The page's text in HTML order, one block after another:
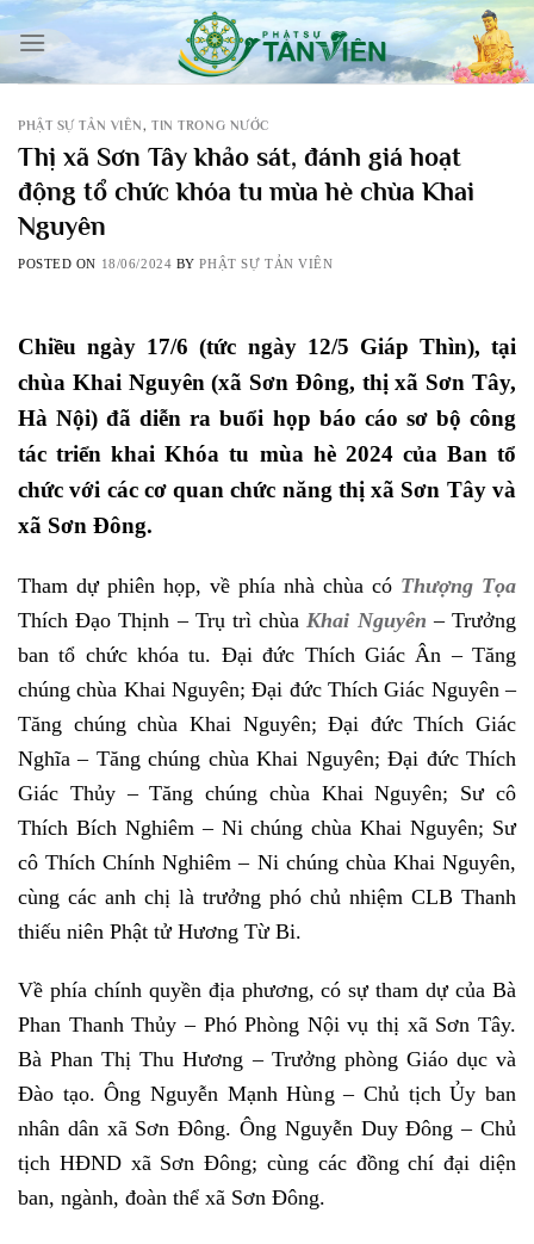
Skip
content
PHẬT SỰ TẢN VIÊN ,TIN TRONG NƯỚC
Thị xã Sơn Tây khảo sát, đánh giá hoạt
động tổ chức khóa tu mùa hè chùa Khai
Nguyên
POSTED ON 18/06/2024 BYPHẬT SỰ TẢN VIÊN
Chiều ngày 17/6 (tức ngày 12/5 Giáp Thìn), tại
chùa Khai Nguyên (xã Sơn Đông, thị xã Sơn Tây,
Hà Nội) đã diễn ra buổi họp báo cáo sơ bộ công
tác triển khai Khóa tu mùa hè 2024 của Ban tổ
chức với các cơ quan chức năng thị xã Sơn Tây và
xã Sơn Đông.
Tham dự phiên họp, về phía nhà chùa có Thượng Tọa
Thích Đạo Thịnh – Trụ trì chùa Khai Nguyên – Trưởng
ban tổ chức khóa tu. Đại đức Thích Giác Ân – Tăng
chúng chùa Khai Nguyên; Đại đức Thích Giác Nguyên –
Tăng chúng chùa Khai Nguyên; Đại đức Thích Giác
Nghĩa – Tăng chúng chùa Khai Nguyên; Đại đức Thích
Giác Thủy – Tăng chúng chùa Khai Nguyên; Sư cô
Thích Bích Nghiêm – Ni chúng chùa Khai Nguyên; Sư
cô Thích Chính Nghiêm – Ni chúng chùa Khai Nguyên,
cùng các anh chị là trưởng phó chủ nhiệm CLB Thanh
thiếu niên Phật tử Hương Từ Bi.
Về phía chính quyền địa phương, có sự tham dự của Bà
Phan Thanh Thủy – Phó Phòng Nội vụ thị xã Sơn Tây.
Bà Phan Thị Thu Hương – Trưởng phòng Giáo dục và
Đào tạo. Ông Nguyễn Mạnh Hùng – Chủ tịch Ủy ban
nhân dân xã Sơn Đông. Ông Nguyễn Duy Đông – Chủ
tịch HĐND xã Sơn Đông; cùng các đồng chí đại diện
ban, ngành, đoàn thể xã Sơn Đông.